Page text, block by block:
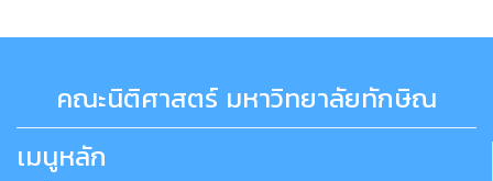
คณะนิติศาสตร์ มหาวิทยาลัยทักษิณ
เมนูหลัก